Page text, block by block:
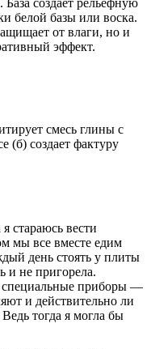
белой базы или воска.
от влаги, но и
эффект.
смесь глины с
(б) создает фактуру
стараюсь вести
мы все вместе едим
день стоять у плиты
и не пригорела.
специальные приборы —
и действительно ли
тогда я могла бы